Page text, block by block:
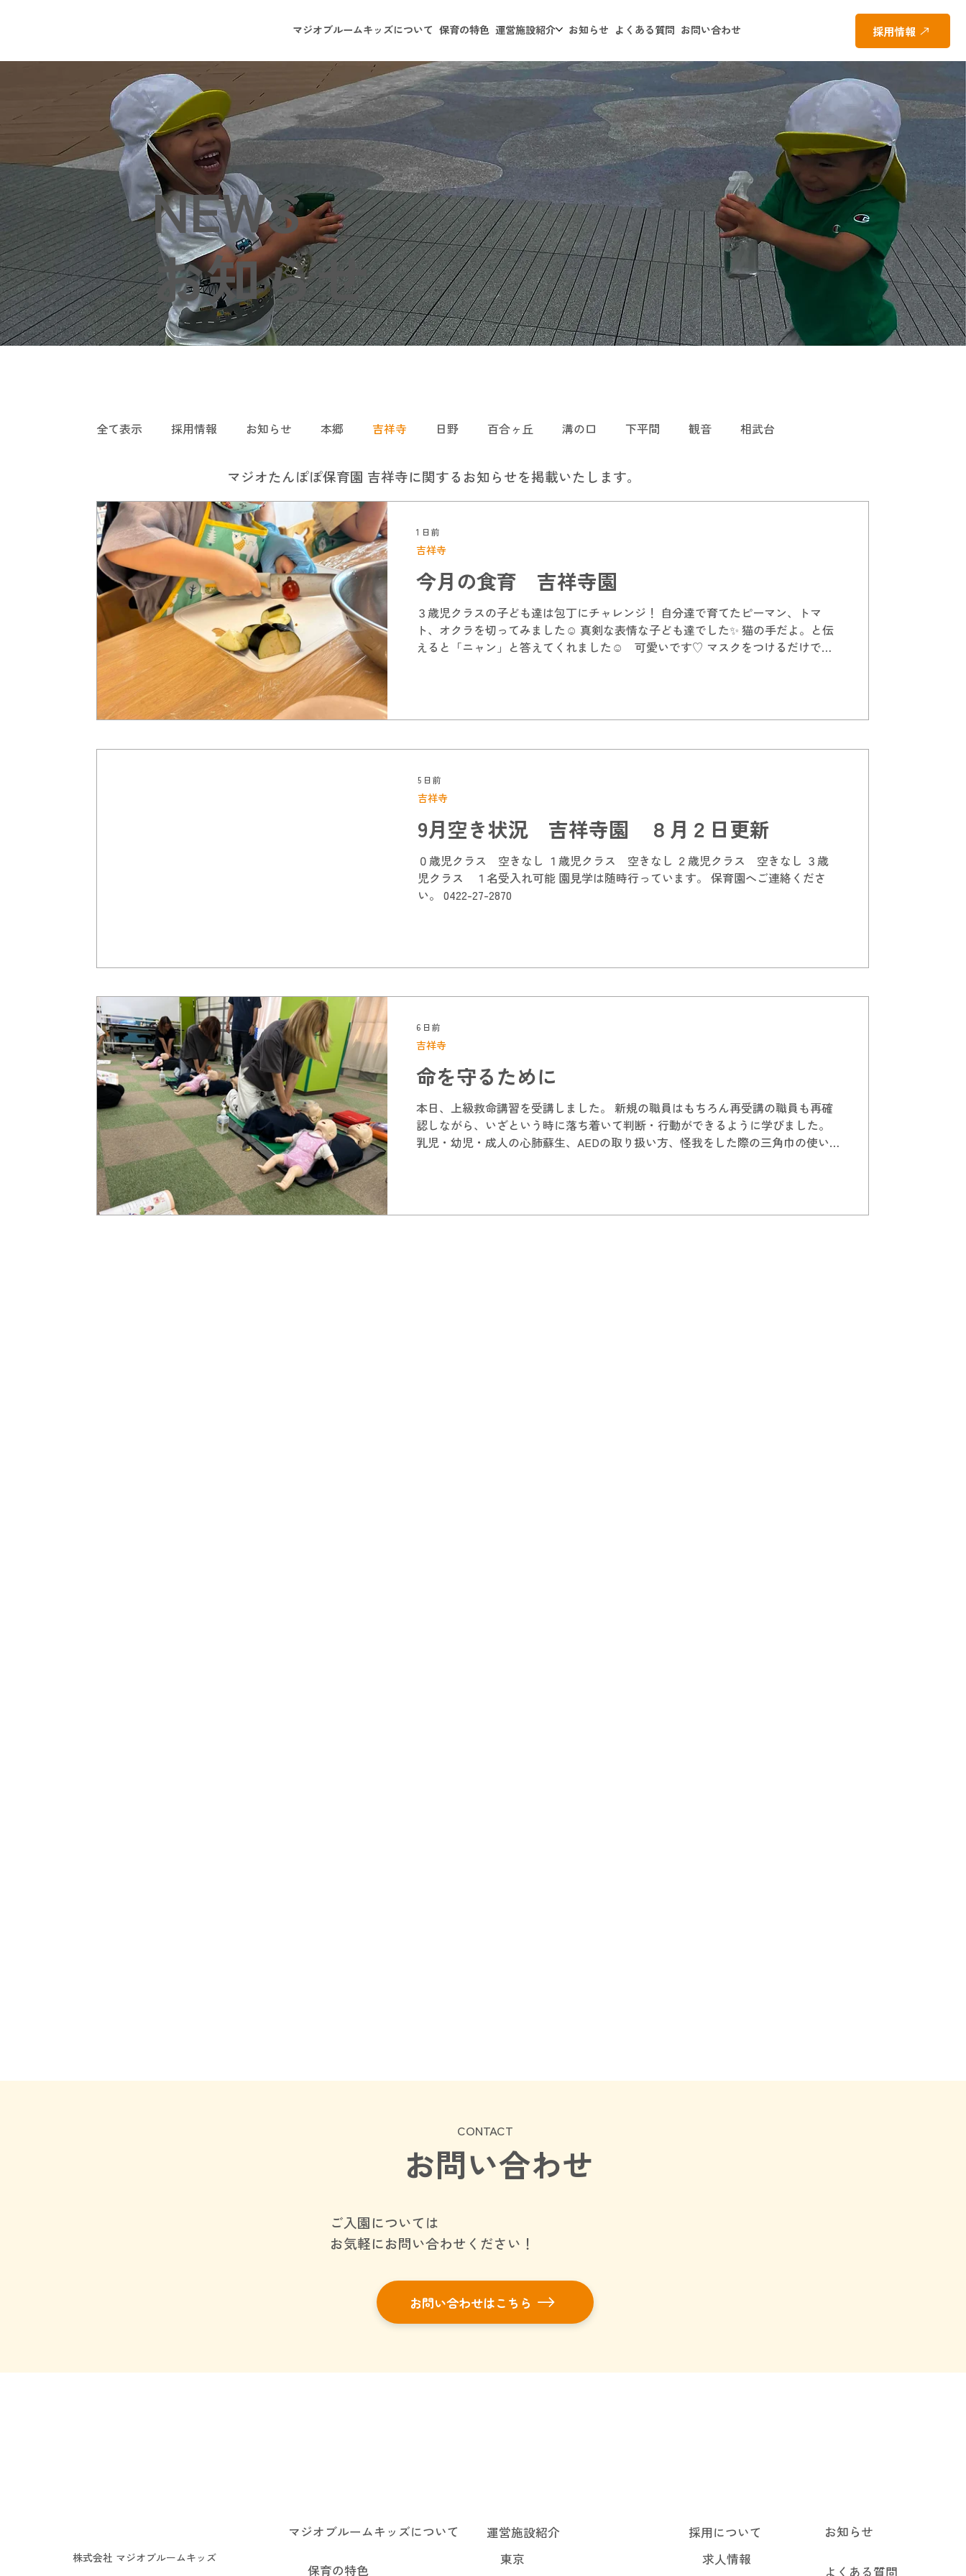
マジオブルームキッズについて 保育の特色 運営施設紹介 お知らせ よくある質問 お問い合わせ 採用情報
NEWS
お知らせ
全て表示 採用情報 お知らせ 本郷 吉祥寺 日野 百合ヶ丘 溝の口 下平間 観音 相武台
マジオたんぽぽ保育園 吉祥寺に関するお知らせを掲載いたします。
今月の食育 吉祥寺園
３歳児クラスの子ども達は包丁にチャレンジ！ 自分達で育てたピーマン、トマ
ト、オクラを切ってみました☺ 真剣な表情な子ども達でした✨ 猫の手だよ。と伝
えると「ニャン」と答えてくれました☺ 可愛いです♡ マスクをつけるだけで楽
吉祥寺
1 日前
9月空き状況 吉祥寺園 ８月２日更新
０歳児クラス 空きなし １歳児クラス 空きなし ２歳児クラス 空きなし ３歳
児クラス １名受入れ可能 園見学は随時行っています。 保育園へご連絡くださ
い。 0422-27-2870
吉祥寺
5 日前
命を守るために
本日、上級救命講習を受講しました。 新規の職員はもちろん再受講の職員も再確
認しながら、いざという時に落ち着いて判断・行動ができるように学びました。
乳児・幼児・成人の心肺蘇生、AEDの取り扱い方、怪我をした際の三角巾の使い
こうと思います。
吉祥寺
6 日前
CONTACT
お問い合わせ
ご入園については
お気軽にお問い合わせください！
お問い合わせはこちら
株式会社 マジオブルームキッズ
マジオブルームキッズについて
保育の特色
運営施設紹介
東京
採用について
求人情報
お知らせ
よくある質問